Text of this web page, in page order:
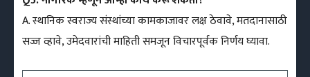
A. स्थानिक स्वराज्य संस्थांच्या कामकाजावर लक्ष ठेवावे, मतदानासाठी
सज्ज व्हावे, उमेदवारांची माहिती समजून विचारपूर्वक निर्णय घ्यावा.